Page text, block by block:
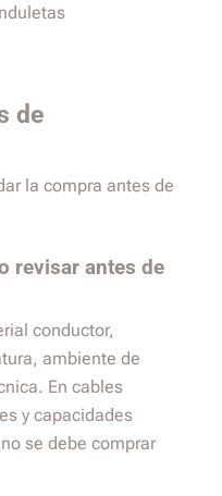
de
la compra antes de
revisar antes de
conductor,
ambiente de
En cables
y capacidades
se debe comprar